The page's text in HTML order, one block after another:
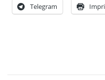
Telegram